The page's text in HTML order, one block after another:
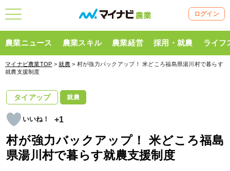
ログイン
農業ニュース 農業スキル 農業経営 採用・就農 ライフ
マイナビ農業TOP >就農 > 村が強力バックアップ！ 米どころ福島県湯川村で暮らす
就農支援制度
タイアップ 就農
+1
村が強力バックアップ！ 米どころ福島
県湯川村で暮らす就農支援制度